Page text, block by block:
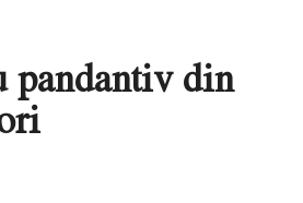
pandantiv din